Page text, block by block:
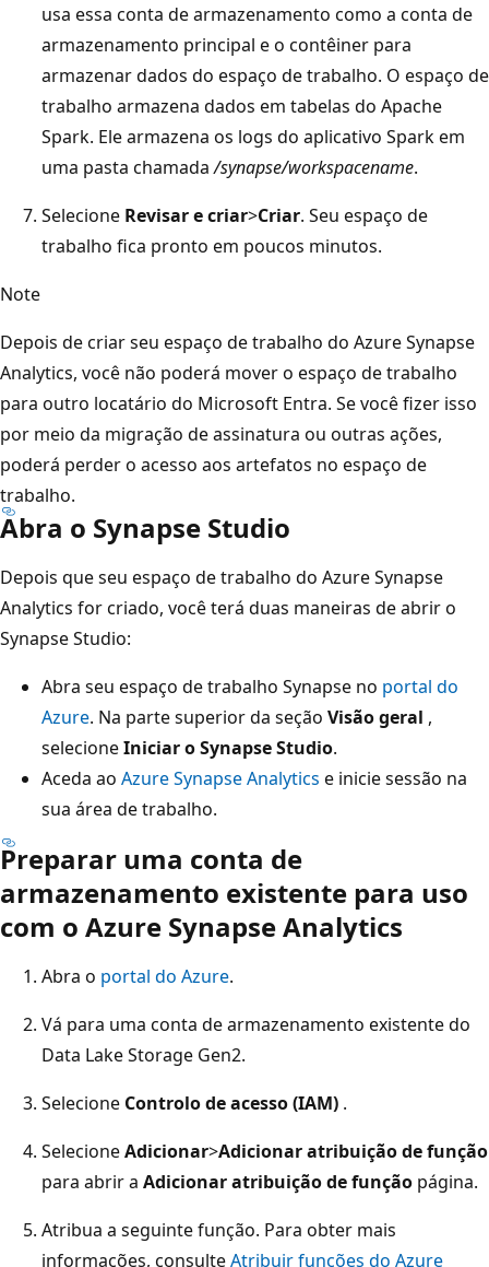
usa essa conta de armazenamento como a conta de
armazenamento principal e o contêiner para
armazenar dados do espaço de trabalho. O espaço de
trabalho armazena dados em tabelas do Apache
Spark. Ele armazena os logs do aplicativo Spark em
uma pasta chamada/synapse/workspacename.
Selecione Revisar e criar>Criar. Seu espaço de
trabalho fica pronto em poucos minutos.
Note
Depois de criar seu espaço de trabalho do Azure Synapse
Analytics, você não poderá mover o espaço de trabalho
para outro locatário do Microsoft Entra. Se você fizer isso
por meio da migração de assinatura ou outras ações,
poderá perder o acesso aos artefatos no espaço de
trabalho.
Abra o Synapse Studio
Depois que seu espaço de trabalho do Azure Synapse
Analytics for criado, você terá duas maneiras de abrir o
Synapse Studio:
Abra seu espaço de trabalho Synapse no portal do
Azure. Na parte superior da seção Visão geral ,
selecioneIniciar o Synapse Studio.
Aceda ao Azure Synapse Analytics e inicie sessão na
sua área de trabalho.
Preparar uma conta de
armazenamento existente para uso
com o Azure Synapse Analytics
Abra o portal do Azure.
Vá para uma conta de armazenamento existente do
Data Lake Storage Gen2.
Selecione Controlo de acesso (IAM) .
SelecioneAdicionar>Adicionar atribuição de função
para abrir a Adicionar atribuição de função página.
Atribua a seguinte função. Para obter mais
informações, consulteAtribuir funções do Azure